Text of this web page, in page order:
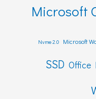
Microsoft
Microsoft
Nvme 2.0
Office
SSD